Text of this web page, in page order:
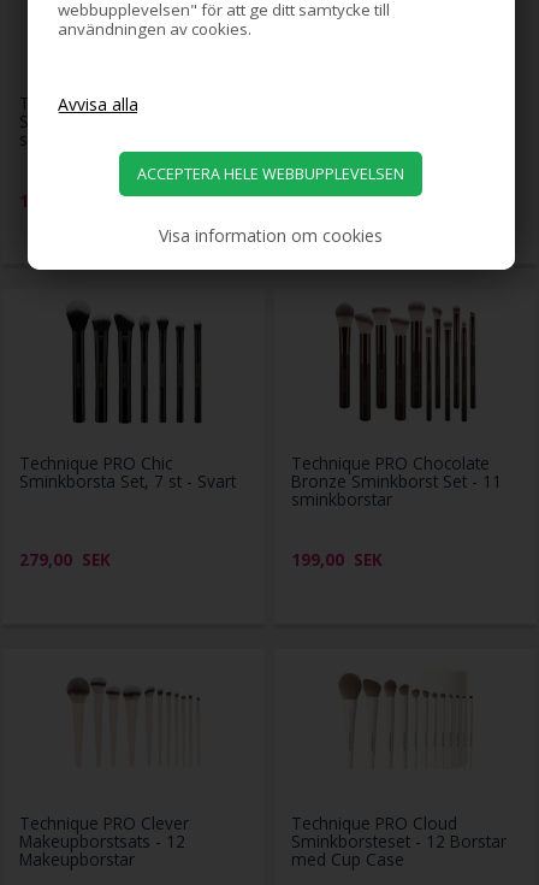
webbupplevelsen" för att ge ditt samtycke till
användningen av cookies.
Visa information om cookies
Technique PRO Chamois
Sminkborstset - 7
sminkborstar
199,00 279,00 SEK
Technique PRO Chic
Sminkborsta Set, 7 st - Svart
279,00 SEK
Technique PRO Chocolate
Bronze Sminkborst Set - 11
sminkborstar
199,00 SEK
Technique PRO Clever
Makeupborstsats - 12
Makeupborstar
Technique PRO Cloud
Sminkborsteset - 12 Borstar
med Cup Case